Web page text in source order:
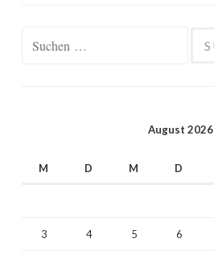
August 2026
M D M D
3 4 5 6